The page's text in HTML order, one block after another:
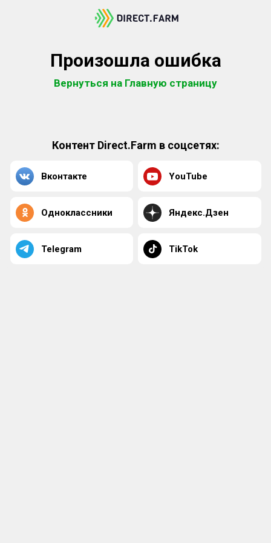
Произошла ошибка
Вернуться на Главную страницу
Контент Direct.Farm в соцсетях:
Вконтакте YouTube
Одноклассники Яндекс.Дзен
Telegram TikTok